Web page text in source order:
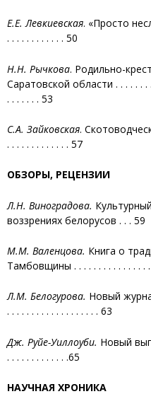
Е.Е. Левкиевская. «Просто
. . . . . . . . . . . . 50
Н.Н. Рычкова. Родильно-
Саратовской области . . . . . . . .
. . . . . . . 53
С.А. Зайковская.
. . . . . . . . . . . . . 57
ОБЗОРЫ, РЕЦЕНЗИИ
Л.Н. Виноградова.
воззрениях белорусов . . . 59
М.М. Валенцова. Книга о
Тамбовщины . . . . . . . . . . . . . . . .
Л.М. Белогурова. Новый
. . . . . . . . . . . . . . . . . . . 63
Дж. Руйе-Уиллоуби. Новый
. . . . . . . . . . . . .65
НАУЧНАЯ ХРОНИКА